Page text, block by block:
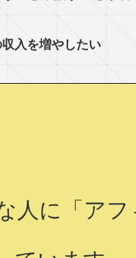
入を増やしたい
人に「ア